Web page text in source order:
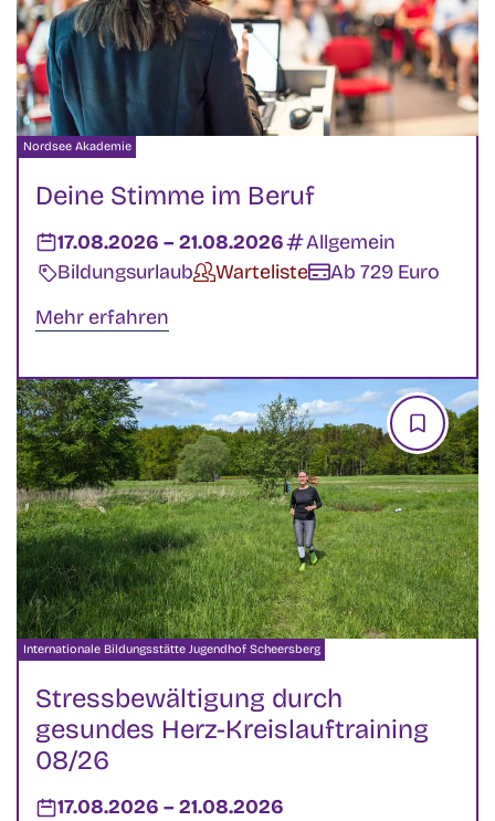
Deine Stimme im Beruf
Veranstalter:
Nordsee Akademie
Datum:
17.08.2026 – bis
21.08.2026Kategorien:
Allgemein
Veranstaltungsart:
BildungsurlaubVerfügbarkeit:
WartelisteKosten:
Ab 729 Euro
Mehr erfahren
Stressbewältigung durch
gesundes Herz-Kreislauftraining
08/26
Veranstalter:
Internationale Bildungsstätte Jugendhof Scheersberg
Datum:
17.08.2026 – bis
21.08.2026